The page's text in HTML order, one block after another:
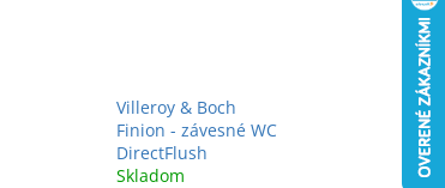
Villeroy & Boch
Finion - závesné WC
DirectFlush
Skladom